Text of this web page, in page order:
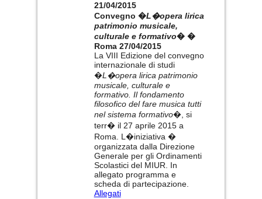
21/04/2015
Convegno �L�opera lirica
patrimonio musicale,
culturale e formativo� �
Roma 27/04/2015
La VIII Edizione del convegno
internazionale di studi
�L�opera lirica patrimonio
musicale, culturale e
formativo. Il fondamento
filosofico del fare musica tutti
nel sistema formativo�, si
terr� il 27 aprile 2015 a
Roma. L�iniziativa �
organizzata dalla Direzione
Generale per gli Ordinamenti
Scolastici del MIUR. In
allegato programma e
scheda di partecipazione.
Allegati